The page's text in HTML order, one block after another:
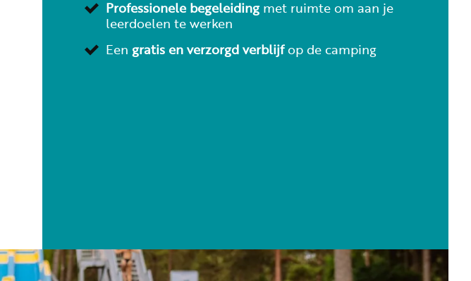
Professionele begeleiding met ruimte om aan je
leerdoelen te werken
Een gratis en verzorgd verblijfop de camping